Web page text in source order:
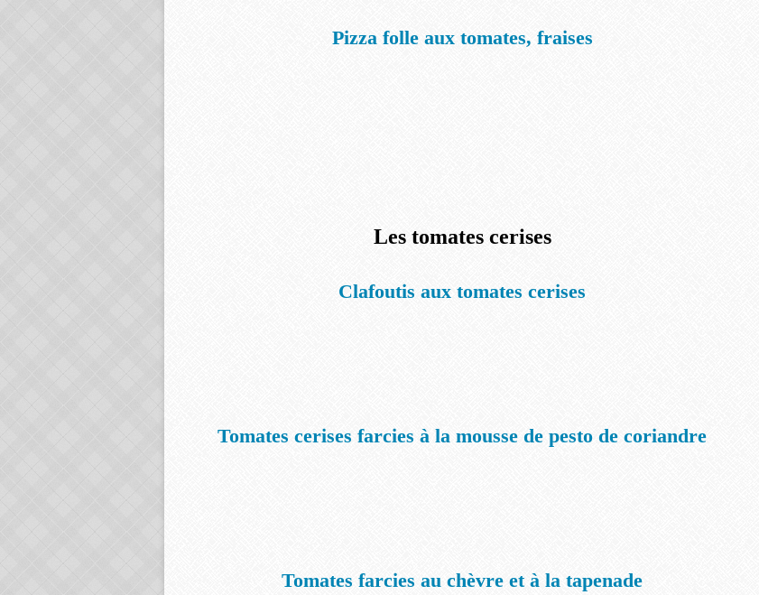
Pizza folle aux tomates, fraises
Les tomates cerises
Clafoutis aux tomates cerises
Tomates cerises farcies à la mousse de pesto de coriandre
Tomates farcies au chèvre et à la tapenade